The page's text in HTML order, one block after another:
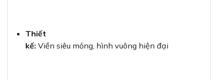
Thiết
kế: Viền siêu mỏng, hình vuông hiện đại